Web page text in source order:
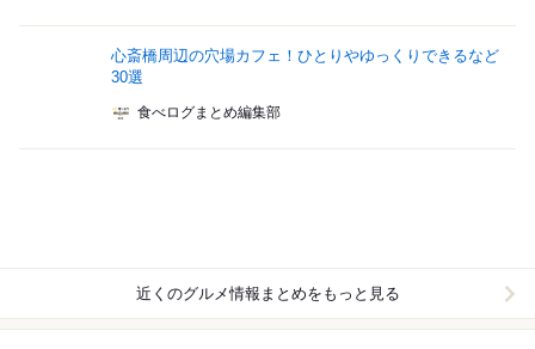
心斎橋周辺の穴場カフェ！ひとりやゆっくりできるなど
30選
食べログまとめ編集部
近くのグルメ情報まとめをもっと見る